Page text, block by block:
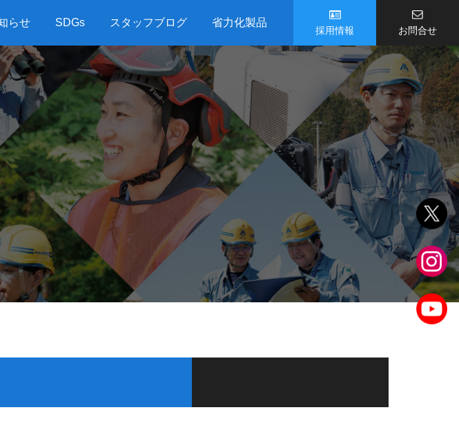
らせ SDGs スタッフブログ 省力化製品
採用情報 お問合せ